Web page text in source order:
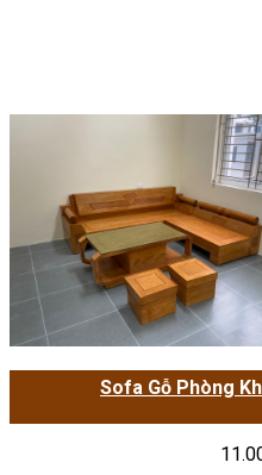
Sofa Gỗ Phòng